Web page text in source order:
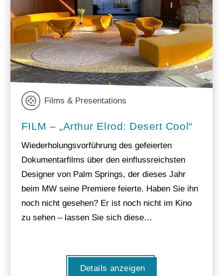
Films & Presentations
FILM – „Arthur Elrod: Desert Cool“
Wiederholungsvorführung des gefeierten
Dokumentarfilms über den einflussreichsten
Designer von Palm Springs, der dieses Jahr
beim MW seine Premiere feierte. Haben Sie ihn
noch nicht gesehen? Er ist noch nicht im Kino
zu sehen – lassen Sie sich diese…
Details anzeigen